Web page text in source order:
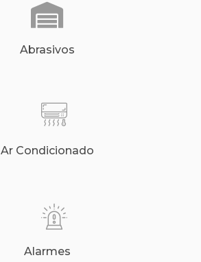
Abrasivos
Ar Condicionado
Alarmes